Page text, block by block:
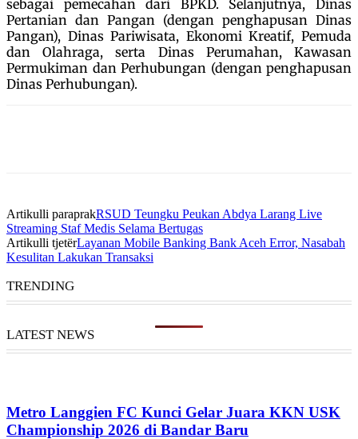
sebagai pemecahan dari BPKD. Selanjutnya, Dinas
Pertanian dan Pangan (dengan penghapusan Dinas
Pangan), Dinas Pariwisata, Ekonomi Kreatif, Pemuda
dan Olahraga, serta Dinas Perumahan, Kawasan
Permukiman dan Perhubungan (dengan penghapusan
Dinas Perhubungan).
Artikulli paraprakRSUD Teungku Peukan Abdya Larang Live
Streaming Staf Medis Selama Bertugas
Artikulli tjetërLayanan Mobile Banking Bank Aceh Error, Nasabah
Kesulitan Lakukan Transaksi
TRENDING
LATEST NEWS
Metro Langgien FC Kunci Gelar Juara KKN USK
Championship 2026 di Bandar Baru